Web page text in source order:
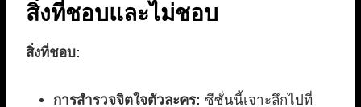
สิ่งที่ชอบและไม่ชอบ
สิ่งที่ชอบ:
การสำรวจจิตใจตัวละคร: ซีซั่นนี้เจาะลึกไปที่